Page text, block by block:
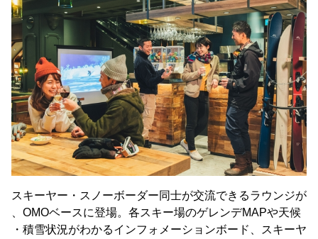
スキーヤー・スノーボーダー同士が交流できるラウンジが
、OMOベースに登場。各スキー場のゲレンデMAPや天候
・積雪状況がわかるインフォメーションボード、スキーヤ